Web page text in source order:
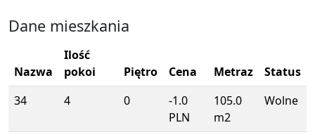
Dane mieszkania
Nazwa
Ilość
pokoi
Piętro Cena Metraz
Status
34
4 0
-1.0
PLN
105.0
m2
Wolne